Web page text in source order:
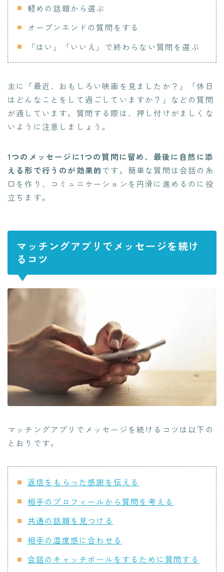
軽めの話題から選ぶ
オープンエンドの質問をする
「はい」「いいえ」で終わらない質問を選ぶ
主に「最近、おもしろい映画を見ましたか？」「休日
はどんなことをして過ごしていますか？」などの質問
が適しています。質問する際は、押し付けがましくな
いように注意しましょう。
1つのメッセージに1つの質問に留め、最後に自然に添
える形で行うのが効果的です。簡単な質問は会話の糸
口を作り、コミュニケーションを円滑に進めるのに役
立ちます。
マッチングアプリでメッセージを続け
るコツ
マッチングアプリでメッセージを続けるコツは以下の
とおりです。
返信をもらった感謝を伝える
相手のプロフィールから質問を考える
共通の話題を見つける
相手の温度感に合わせる
会話のキャッチボールをするために質問する